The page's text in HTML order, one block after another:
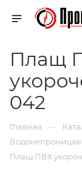
Плащ
042
Главная —
Плащ ПВХ